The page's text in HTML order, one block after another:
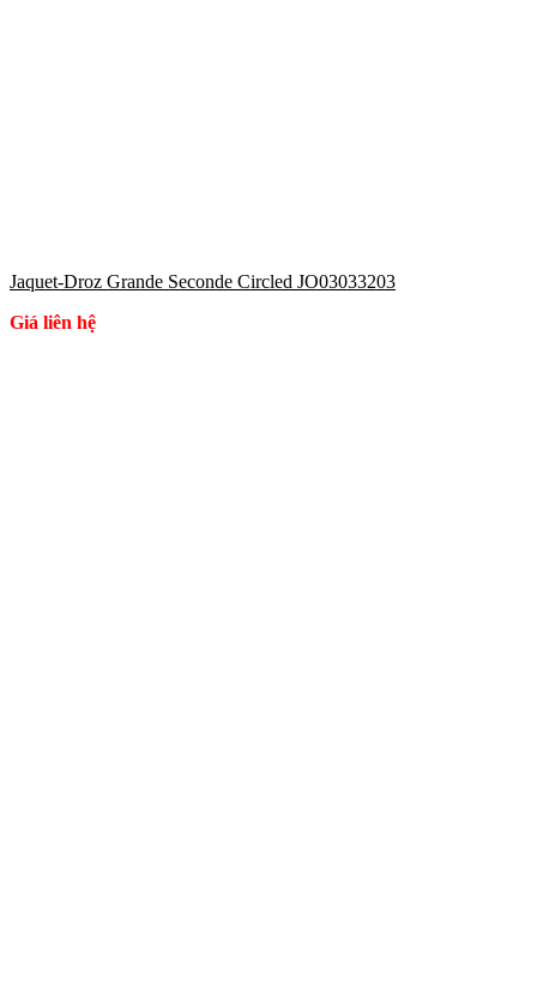
Jaquet-Droz Grande Seconde Circled JO03033203
Giá liên hệ